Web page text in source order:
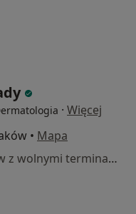
· Więcej
• Mapa
Brak dostępnych specjalistów z wolnymi terminami w tym centrum medycznym.